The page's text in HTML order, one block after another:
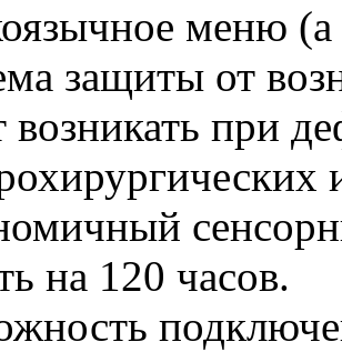
меню
защиты от
возникать при
на 120 часов.